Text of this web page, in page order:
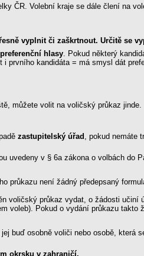
ČR. Volební kraje se dále člení na
vyplnit či zaškrtnout. Určitě se
preferenční hlasy . Pokud některý
prvního kandidáta = má smysl dát
můžete volit na voličský průkaz jinde.
zastupitelský úřad , pokud nemáte
uvedeny v § 6a zákona o volbách do
průkazu není žádný předepsaný
průkaz vydat, o žádosti učiní
voleb). Pokud o vydání průkazu takto
buď osobně voliči nebo osobě, která
okrsku v zahraničí.